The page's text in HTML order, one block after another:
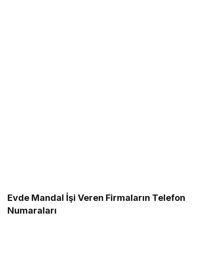
Evde Mandal İşi Veren Firmaların Telefon
Numaraları